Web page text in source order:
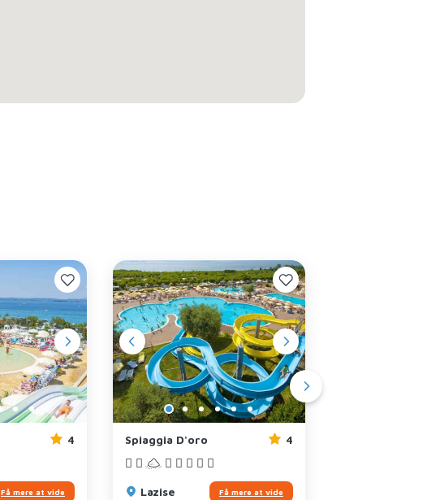
4
Få mere at vide
Spiaggia D'oro 4
Lazise Få mere at vide